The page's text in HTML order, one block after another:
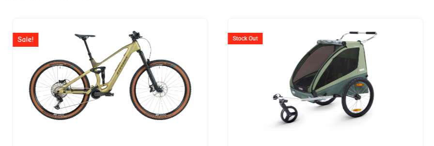
Sale!
Preis
war:
CHF 6'999
ist:
CHF 5'599.
Stock Out
Preis
war:
CHF 619